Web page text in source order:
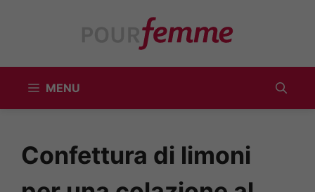
MENU
Confettura di limoni